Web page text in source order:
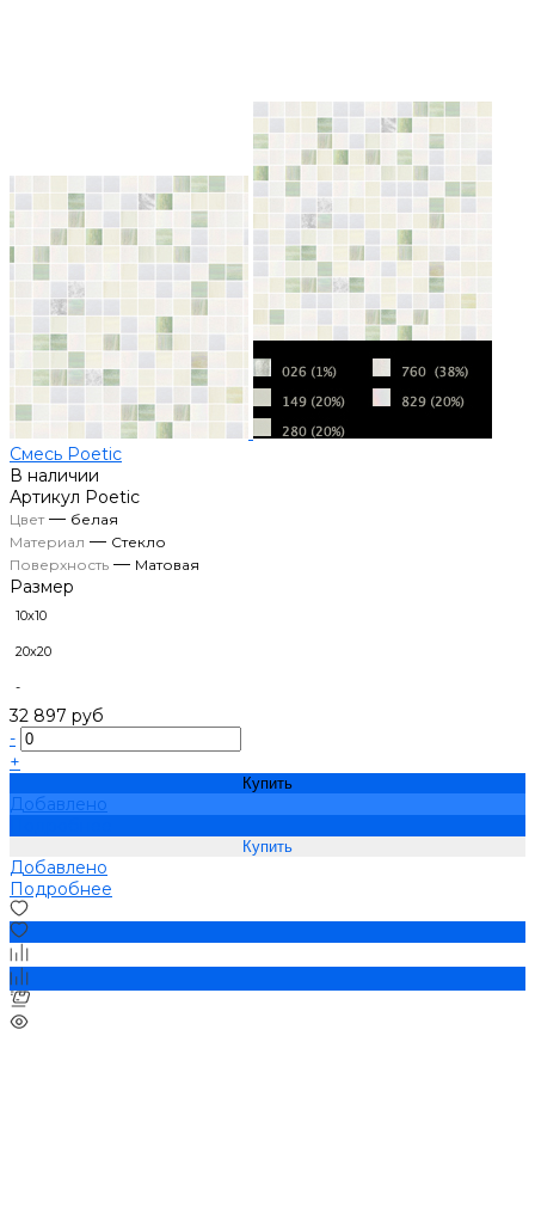
Смесь Poetic
В наличии
Артикул Poetic
Цвет— белая
Материал — Стекло
Поверхность — Матовая
Размер
10х10
20х20
-
32 897 руб
-
+
Купить
Добавлено
Добавлено
Подробнее